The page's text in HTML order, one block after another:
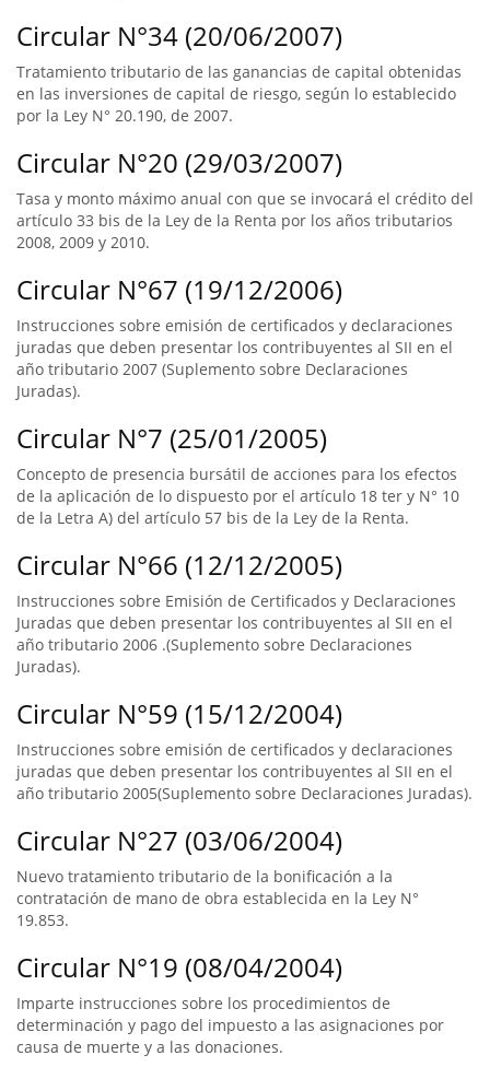
Circular N°34 (20/06/2007)
Tratamiento tributario de las ganancias de capital obtenidas
en las inversiones de capital de riesgo, según lo establecido
por la Ley N° 20.190, de 2007.
Circular N°20 (29/03/2007)
Tasa y monto máximo anual con que se invocará el crédito del
artículo 33 bis de la Ley de la Renta por los años tributarios
2008, 2009 y 2010.
Circular N°67 (19/12/2006)
Instrucciones sobre emisión de certificados y declaraciones
juradas que deben presentar los contribuyentes al SII en el
año tributario 2007 (Suplemento sobre Declaraciones
Juradas).
Circular N°7 (25/01/2005)
Concepto de presencia bursátil de acciones para los efectos
de la aplicación de lo dispuesto por el artículo 18 ter y N° 10
de la Letra A) del artículo 57 bis de la Ley de la Renta.
Circular N°66 (12/12/2005)
Instrucciones sobre Emisión de Certificados y Declaraciones
Juradas que deben presentar los contribuyentes al SII en el
año tributario 2006 .(Suplemento sobre Declaraciones
Juradas).
Circular N°59 (15/12/2004)
Instrucciones sobre emisión de certificados y declaraciones
juradas que deben presentar los contribuyentes al SII en el
año tributario 2005(Suplemento sobre Declaraciones Juradas).
Circular N°27 (03/06/2004)
Nuevo tratamiento tributario de la bonificación a la
contratación de mano de obra establecida en la Ley N°
19.853.
Circular N°19 (08/04/2004)
Imparte instrucciones sobre los procedimientos de
determinación y pago del impuesto a las asignaciones por
causa de muerte y a las donaciones.